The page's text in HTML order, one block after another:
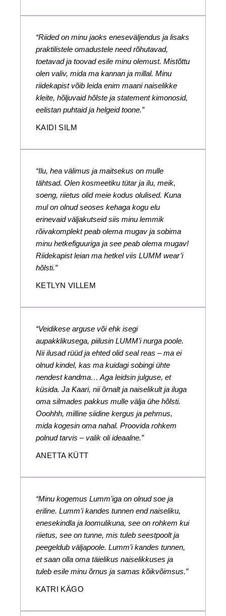
“Riided on minu jaoks eneseväljendus ja lisaks
praktilistele omadustele need rõhutavad,
toetavad ja toovad esile minu olemust. Mistõttu
olen valiv, mida ma kannan ja millal. Minu
riidekapist võib leida enim maani naiselikke
kleite, hõljuvaid hõlste ja statement kimonosid,
eelistan puhtaid ja helgeid toone.”
KAIDI SILM
“Ilu, hea välimus ja maitsekus on mulle
tähtsad. Olen kosmeetiku tütar ja ilu, meik,
soeng, riietus olid meie kodus olulised. Kuna
mul on olnud seoses kehaga kogu elu
erinevaid väljakutseid siis minu lemmik
rõivakomplekt peab olema mugav ja sobima
minu hetkefiguuriga ja see peab olema mugav!
Riidekapist leian ma hetkel viis LUMM wear’i
hõlsti.”
KETLYN VILLEM
“Veidikese arguse või ehk isegi
aupakklikusega, piilusin LUMM’i nurga poole.
Nii ilusad rüüd ja ehted olid seal reas – ma ei
olnud kindel, kas ma kuidagi sobingi ühte
nendest kandma… Aga leidsin julguse, et
küsida. Ja Kaari, nii õrnalt ja naiselikult ja iluga
oma silmades pakkus mulle välja ühe hõlsti.
Ooohhh, milline siidine kergus ja pehmus,
mida kogesin oma nahal. Proovida rohkem
polnud tarvis – valik oli ideaalne.”
ANETTA KÜTT
“Minu kogemus Lumm’iga on olnud soe ja
eriline. Lumm’i kandes tunnen end naiseliku,
enesekindla ja loomulikuna, see on rohkem kui
riietus, see on tunne, mis tuleb seestpoolt ja
peegeldub väljapoole. Lumm’i kandes tunnen,
et saan olla oma täielikus naiselikkuses ja
tuleb esile minu õrnus ja samas kõikvõimsus.”
KATRI KÄGO